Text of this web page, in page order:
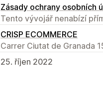
Zásady ochrany osobních
Tento vývojář nenabízí
CRISP ECOMMERCE
Carrer Ciutat de Granada
25. říjen 2022